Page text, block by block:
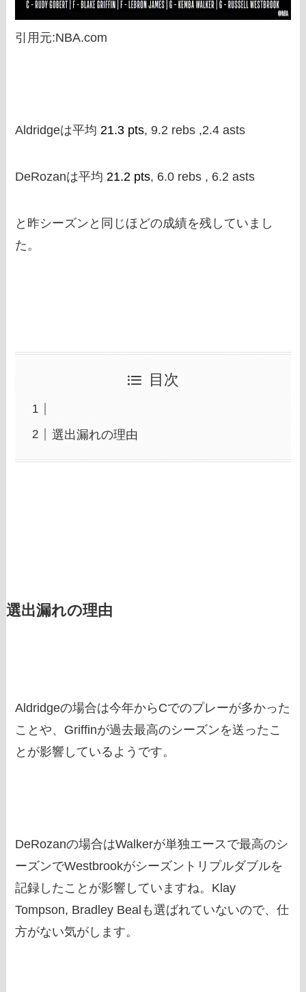
引用元:NBA.com
Aldridgeは平均21.3 pts, 9.2 rebs ,2.4 asts
DeRozanは平均21.2 pts, 6.0 rebs , 6.2 asts
と昨シーズンと同じほどの成績を残していまし
た。
目次
選出漏れの理由
選出漏れの理由
Aldridgeの場合は今年からCでのプレーが多かった
ことや、Griffinが過去最高のシーズンを送ったこ
とが影響しているようです。
DeRozanの場合はWalkerが単独エースで最高のシ
ーズンでWestbrookがシーズントリプルダブルを
記録したことが影響していますね。Klay
Tompson, Bradley Bealも選ばれていないので、仕
方がない気がします。